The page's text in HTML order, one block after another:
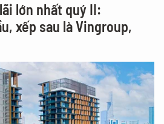
lớn nhất quý II:
xếp sau là Vingroup,